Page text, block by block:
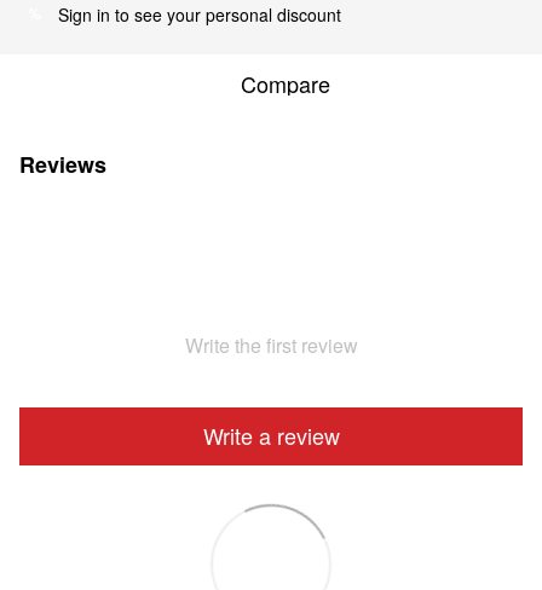
Sign in to see your personal discount
Compare
Reviews
Write the first review
Write a review